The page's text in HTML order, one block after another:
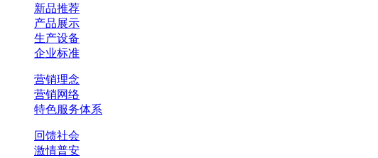
新品推荐
产品展示
生产设备
企业标准
营销理念
营销网络
特色服务体系
回馈社会
激情普安